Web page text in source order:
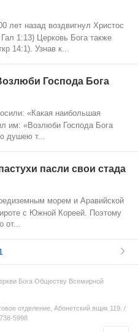
лет назад воздвигнул Христос
1:13) Церковь Бога также
14:1). Узнав к...
Господа Бога
«Какая наибольшая
им: «Возлюби Господа Бога
душею т...
пасли свои стада
морем и Аравийской
с Южной Кореей. Поэтому
от...
Бога Обществу Всемирной
отделение, Абонетский ящик 119. /
5998